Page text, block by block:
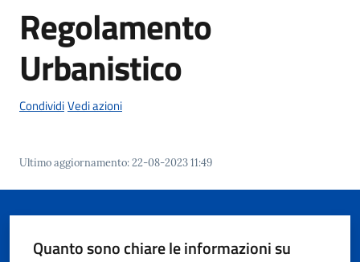
Novità
Servizi
dati
Regolamento
Urbanistico
CondividiVedi azioni
Ultimo aggiornamento:22-08-2023 11:49
Quanto sono chiare le informazioni su